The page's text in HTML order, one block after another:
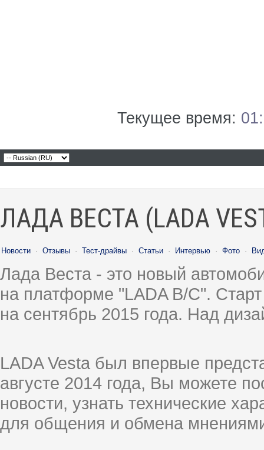
Текущее время:
ЛАДА ВЕСТА (LADA
Новости · Отзывы · Тест-драйвы · Статьи · Интервью · Фото ·
Лада Веста - это новый
на платформе "LADA B/C".
на сентябрь 2015 года. Над
LADA Vesta был впервые
августе 2014 года, Вы можете
новости, узнать технические
для общения и обмена